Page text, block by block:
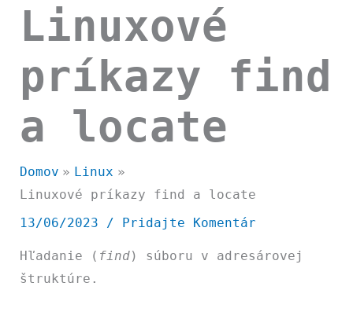
Linuxové
príkazy find
a locate
Domov
Linux
Linuxové príkazy find a locate
13/06/2023
/ Pridajte Komentár
Hľadanie ( find) súboru v adresárovej
štruktúre.